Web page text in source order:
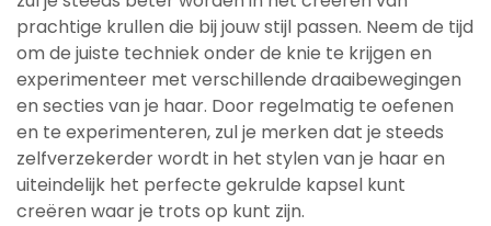
prachtige krullen die bij jouw stijl passen. Neem de tijd
om de juiste techniek onder de knie te krijgen en
experimenteer met verschillende draaibewegingen
en secties van je haar. Door regelmatig te oefenen
en te experimenteren, zul je merken dat je steeds
zelfverzekerder wordt in het stylen van je haar en
uiteindelijk het perfecte gekrulde kapsel kunt
creëren waar je trots op kunt zijn.